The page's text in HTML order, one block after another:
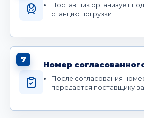
Поставщик организует
станцию погрузки
7
Номер
После согласования
передается поставщику